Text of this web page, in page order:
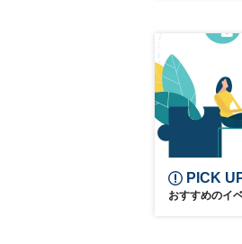
Drug
Drug
Infectious
PICK
おすすめのイ